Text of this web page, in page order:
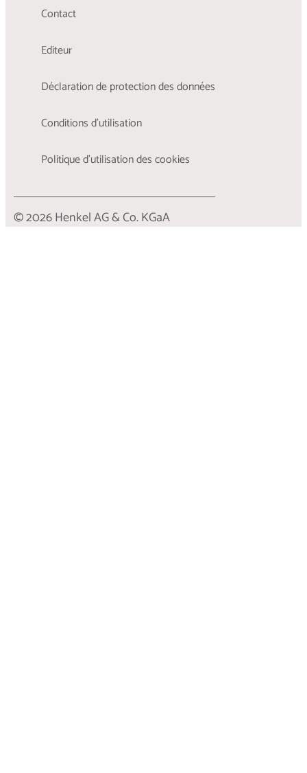
Contact
Editeur
Déclaration de protection des données
Conditions d'utilisation
Politique d’utilisation des cookies
© 2026 Henkel AG & Co. KGaA